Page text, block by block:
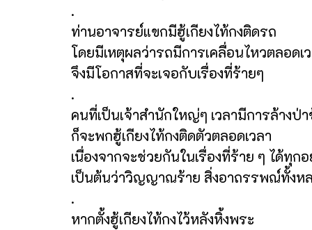
.
ท่านอาจารย์แขกมีฮู้เกียงไท้กงติดรถ
โดยมีเหตุผลว่ารถมีการเคลื่อนไหวตลอดเ
จึงมีโอกาสที่จะเจอกับเรื่องที่ร้ายๆ
.
คนที่เป็นเจ้าสำนักใหญ่ๆ เวลามีการล้างป่า
ก็จะพกฮู้เกียงไท้กงติดตัวตลอดเวลา
เนื่องจากจะช่วยกันในเรื่องที่ร้าย ๆ ได้ทุกอ
เป็นต้นว่าวิญญาณร้าย สิ่งอาถรรพณ์ทั้งห
.
หากตั้งฮู้เกียงไท้กงไว้หลังหิ้งพระ